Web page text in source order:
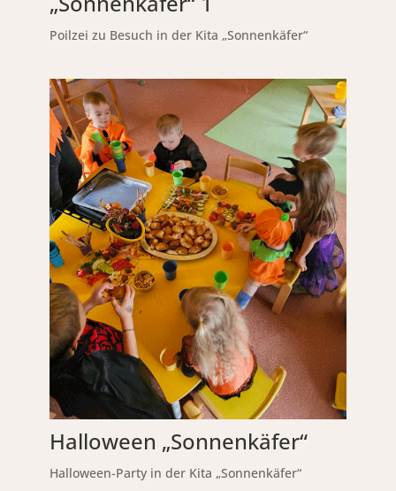
Poilzei zu Besuch in der Kita „Sonnenkäfer“
Halloween „Sonnenkäfer“
Halloween-Party in der Kita „Sonnenkäfer“